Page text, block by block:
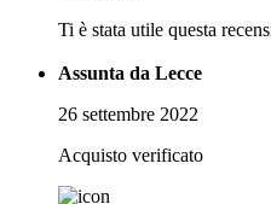
Ti è stata utile questa
Assunta da Lecce
26 settembre 2022
Acquisto verificato